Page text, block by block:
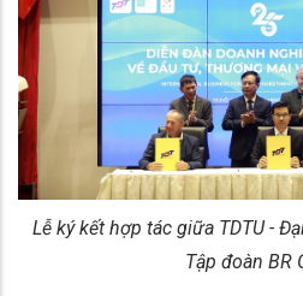
Lễ ký kết hợp tác giữa TDTU -
Tập đoàn BR